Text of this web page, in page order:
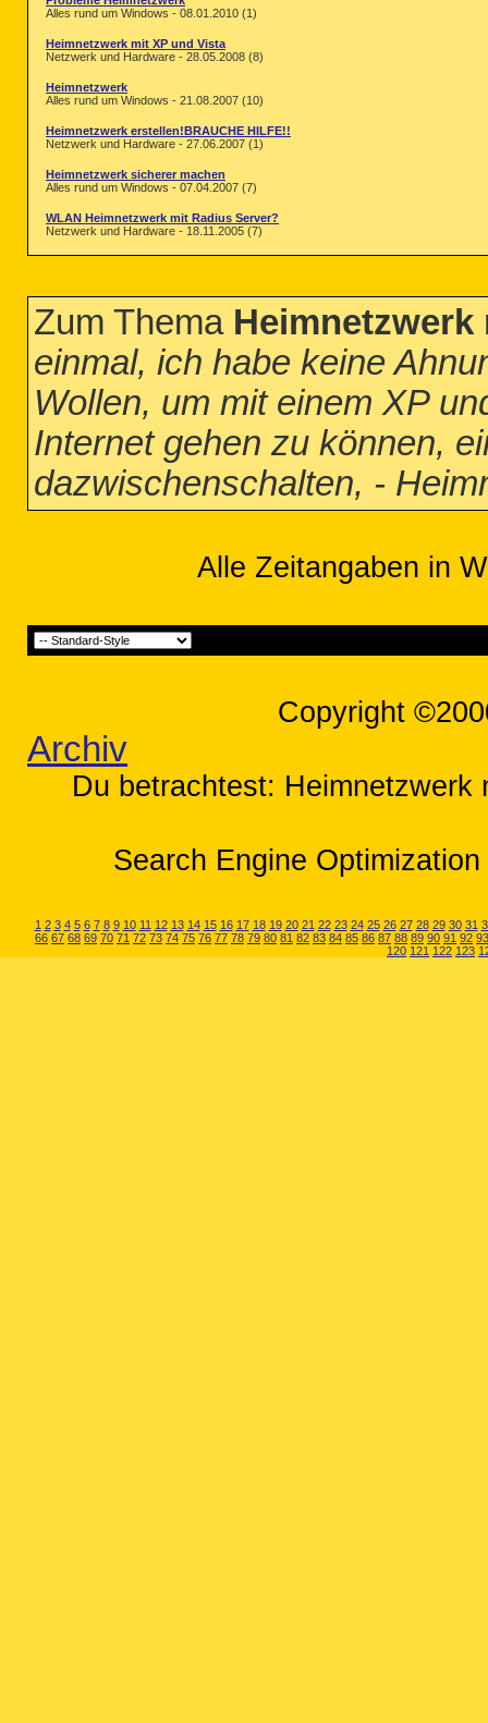
Alles rund um Windows - 08.01.2010 (1)
Heimnetzwerk mit XP und Vista
Netzwerk und Hardware - 28.05.2008 (8)
Heimnetzwerk
Alles rund um Windows - 21.08.2007 (10)
Heimnetzwerk erstellen!BRAUCHE HILFE!!
Netzwerk und Hardware - 27.06.2007 (1)
Heimnetzwerk sicherer machen
Alles rund um Windows - 07.04.2007 (7)
WLAN Heimnetzwerk mit Radius Server?
Netzwerk und Hardware - 18.11.2005 (7)
Zum Thema Heimnetzwerk
einmal, ich habe keine
Wollen, um mit einem XP
Internet gehen zu können,
dazwischenschalten, -
Alle Zeitangaben in
Copyright
Archiv
Du betrachtest: Heimnetzwerk
Search Engine
1 2 3 4 5 6 7 8 9 10 11 12 13 14 15 16 17 18 19 20 21 22 23 24 25 26 27 28 29 30 31
66 67 68 69 70 71 72 73 74 75 76 77 78 79 80 81 82 83 84 85 86 87 88 89 90 91 92 93
120 121 122 123